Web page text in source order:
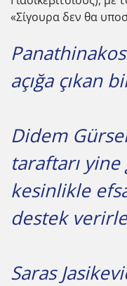
«Σίγουρα δεν θα
açığa çıkan
Didem
taraftarı
kesinlikle
destek
Saras